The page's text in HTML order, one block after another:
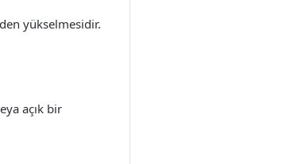
yükselmesidir.
açık bir